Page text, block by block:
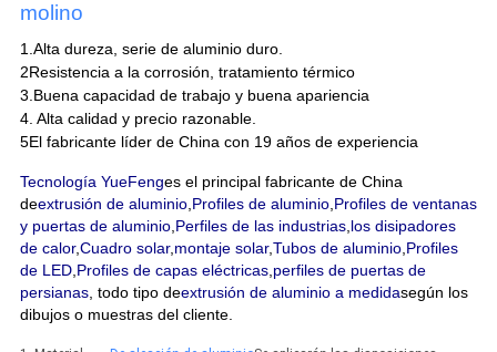
molino
1.Alta dureza, serie de aluminio duro.
2Resistencia a la corrosión, tratamiento térmico
3.Buena capacidad de trabajo y buena apariencia
4. Alta calidad y precio razonable.
5El fabricante líder de China con 19 años de experiencia
Tecnología YueFenges el principal fabricante de China
deextrusión de aluminio,Profiles de aluminio,Profiles de ventanas
y puertas de aluminio,Perfiles de las industrias,los disipadores
de calor,Cuadro solar,montaje solar,Tubos de aluminio,Profiles
de LED,Profiles de capas eléctricas,perfiles de puertas de
persianas, todo tipo deextrusión de aluminio a medidasegún los
dibujos o muestras del cliente.